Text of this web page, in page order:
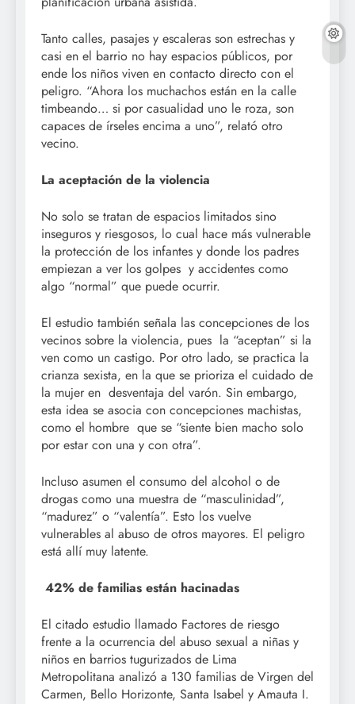
Tanto calles, pasajes y escaleras son estrechas y
casi en el barrio no hay espacios públicos, por
ende los niños viven en contacto directo con el
peligro. “Ahora los muchachos están en la calle
timbeando… si por casualidad uno le roza, son
capaces de írseles encima a uno”, relató otro
vecino.
La aceptación de la violencia
No solo se tratan de espacios limitados sino
inseguros y riesgosos, lo cual hace más vulnerable
la protección de los infantes y donde los padres
empiezan a ver los golpes y accidentes como
algo “normal” que puede ocurrir.
El estudio también señala las concepciones de los
vecinos sobre la violencia, pues la “aceptan” si la
ven como un castigo. Por otro lado, se practica la
crianza sexista, en la que se prioriza el cuidado de
la mujer en desventaja del varón. Sin embargo,
esta idea se asocia con concepciones machistas,
como el hombre que se “siente bien macho solo
por estar con una y con otra”.
Incluso asumen el consumo del alcohol o de
drogas como una muestra de “masculinidad”,
“madurez” o “valentía”. Esto los vuelve
vulnerables al abuso de otros mayores. El peligro
está allí muy latente.
42% de familias están hacinadas
El citado estudio llamado Factores de riesgo
frente a la ocurrencia del abuso sexual a niñas y
niños en barrios tugurizados de Lima
Metropolitana analizó a 130 familias de Virgen del
Carmen, Bello Horizonte, Santa Isabel y Amauta I.